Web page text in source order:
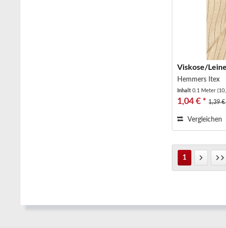
Viskose/
Hemmers Itex
Inhalt0.1 Meter
1,04 € * 1,39 €
Vergleichen
1